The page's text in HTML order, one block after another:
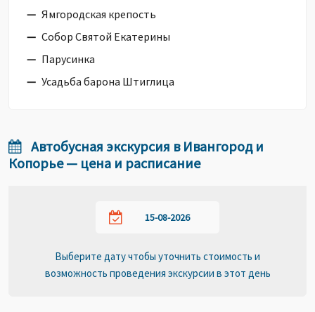
Ямгородская крепость
Собор Святой Екатерины
Парусинка
Усадьба барона Штиглица
Автобусная экскурсия в Ивангород и
Копорье — цена и расписание
Выберите дату чтобы уточнить стоимость и
возможность проведения экскурсии в этот день